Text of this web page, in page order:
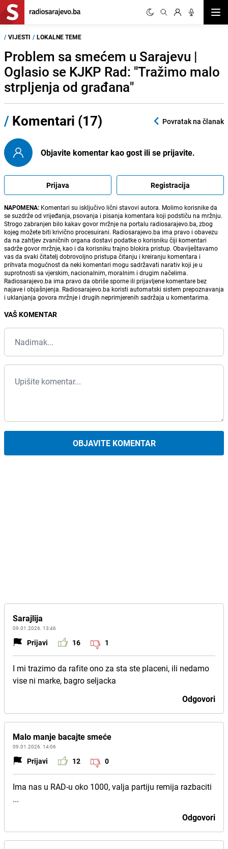
/ VIJESTI / LOKALNE TEME
Problem sa smećem u Sarajevu |
Oglasio se KJKP Rad: "Tražimo malo
strpljenja od građana"
/ Komentari (17) Povratak na članak
Objavite komentar kao gost ili se prijavite.
Prijava Registracija
NAPOMENA: Komentari su isključivo lični stavovi autora. Molimo korisnike da
se suzdrže od vrijeđanja, psovanja i pisanja komentara koji podstiču na mržnju.
Strogo zabranjen bilo kakav govor mržnje na portalu radiosarajevo.ba, zbog
kojeg možete biti krivično procesuirani. Radiosarajevo.ba ima pravo i obavezu
da na zahtjev zvaničnih organa dostavi podatke o korisniku čiji komentari
sadrže govor mržnje, kao i da korisniku trajno blokira pristup. Obaviještavamo
vas da svaki čitatelj dobrovoljno pristupa čitanju i kreiranju komentara i
prihvata mogućnost da neki komentari mogu sadržavati narativ koji je u
suprotnosti sa vjerskim, nacionalnim, moralnim i drugim načelima.
Radiosarajevo.ba ima pravo da obriše sporne ili prijavljene komentare bez
najave i objašnjenja. Radiosarajevo.ba koristi automatski sistem prepoznavanja
i uklanjanja govora mržnje i drugih neprimjerenih sadržaja u komentarima.
VAŠ KOMENTAR
OBJAVITE KOMENTAR
Sarajlija
09.01.2026. 13:46
Prijavi 16 1
I mi trazimo da rafite ono za sta ste placeni, ili nedamo
vise ni marke, bagro seljacka
Odgovori
Malo manje bacajte smeće
09.01.2026. 14:06
Prijavi 12 0
Ima nas u RAD-u oko 1000, valja partiju remija razbaciti
...
Odgovori